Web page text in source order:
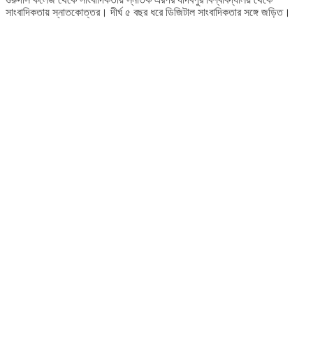
সাংবাদিকতায় স্নাতকোত্তর। দীর্ঘ ৫ বছর ধরে ডিজিটাল সাংবাদিকতার সঙ্গে জড়িত।